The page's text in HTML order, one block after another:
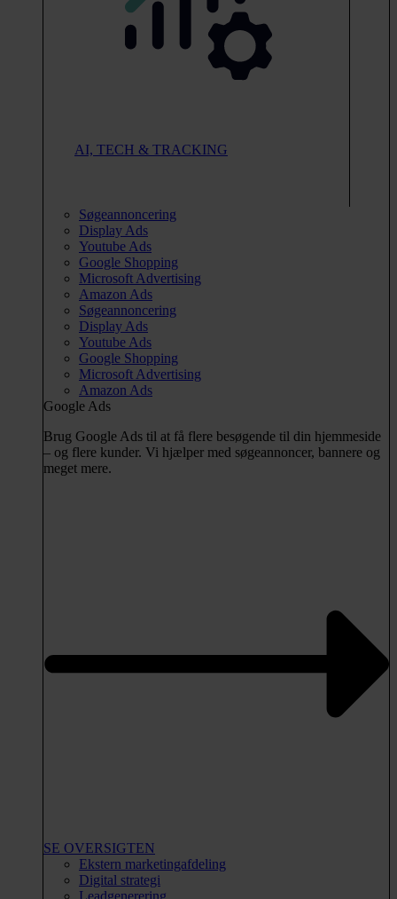
AI, TECH & TRACKING
Søgeannoncering
Display Ads
Youtube Ads
Google Shopping
Microsoft Advertising
Amazon Ads
Søgeannoncering
Display Ads
Youtube Ads
Google Shopping
Microsoft Advertising
Amazon Ads
Google Ads
Brug Google Ads til at få flere besøgende til din hjemmeside
– og flere kunder. Vi hjælper med søgeannoncer, bannere og
meget mere.
SE OVERSIGTEN
Ekstern marketingafdeling
Digital strategi
Leadgenerering